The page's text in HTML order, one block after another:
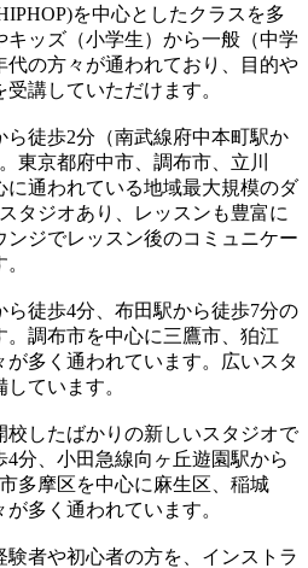
を中心としたクラスを多
ッズ（小学生）から一般（中学
の方々が通われており、目的や
講していただけます。
ら徒歩2分（南武線府中本町駅か
東京都府中市、調布市、立川
通われている地域最大規模のダ
タジオあり、レッスンも豊富に
ンジでレッスン後のコミュニケー
徒歩4分、布田駅から徒歩7分の
。調布市を中心に三鷹市、狛江
多く通われています。広いスタ
ています。
校したばかりの新しいスタジオで
分、小田急線向ヶ丘遊園駅から
多摩区を中心に麻生区、稲城
多く通われています。
者や初心者の方を、インストラ